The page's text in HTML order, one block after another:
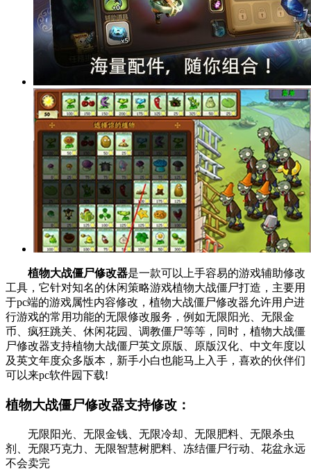
植物大战僵尸修改器是一款可以上手容易的游戏辅助修改
工具，它针对知名的休闲策略游戏植物大战僵尸打造，主要用
于pc端的游戏属性内容修改，植物大战僵尸修改器允许用户进
行游戏的常用功能的无限修改服务，例如无限阳光、无限金
币、疯狂跳关、休闲花园、调教僵尸等等，同时，植物大战僵
尸修改器支持植物大战僵尸英文原版、原版汉化、中文年度以
及英文年度众多版本，新手小白也能马上入手，喜欢的伙伴们
可以来pc软件园下载!
植物大战僵尸修改器支持修改：
无限阳光、无限金钱、无限冷却、无限肥料、无限杀虫
剂、无限巧克力、无限智慧树肥料、冻结僵尸行动、花盆永远
不会卖完